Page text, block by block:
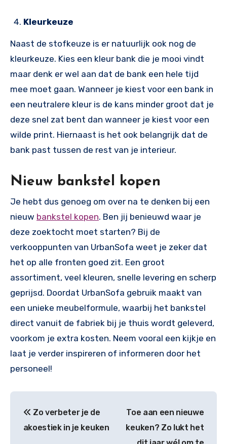
Kleurkeuze
Naast de stofkeuze is er natuurlijk ook nog de
kleurkeuze. Kies een kleur bank die je mooi vindt
maar denk er wel aan dat de bank een hele tijd
mee moet gaan. Wanneer je kiest voor een bank in
een neutralere kleur is de kans minder groot dat je
deze snel zat bent dan wanneer je kiest voor een
wilde print. Hiernaast is het ook belangrijk dat de
bank past tussen de rest van je interieur.
Nieuw bankstel kopen
Je hebt dus genoeg om over na te denken bij een
nieuw bankstel kopen. Ben jij benieuwd waar je
deze zoektocht moet starten? Bij de
verkooppunten van UrbanSofa weet je zeker dat
het op alle fronten goed zit. Een groot
assortiment, veel kleuren, snelle levering en scherp
geprijsd. Doordat UrbanSofa gebruik maakt van
een unieke meubelformule, waarbij het bankstel
direct vanuit de fabriek bij je thuis wordt geleverd,
voorkom je extra kosten. Neem vooral een kijkje en
laat je verder inspireren of informeren door het
personeel!
navigatie
Zo verbeter je de
akoestiek in je keuken
Toe aan een nieuwe
keuken? Zo lukt het